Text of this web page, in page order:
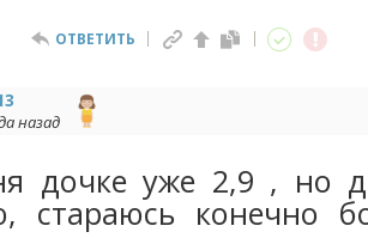
ОТВЕТИТЬ
назад
дочке уже 2,9 , но
стараюсь конечно